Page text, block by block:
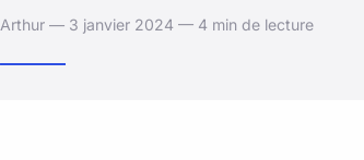
Arthur — 3 janvier 2024 — 4 min de lecture